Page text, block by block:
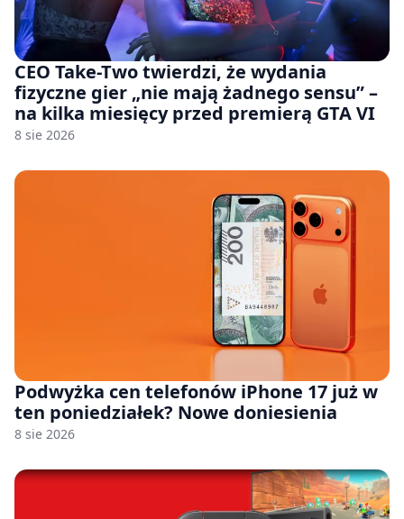
CEO Take-Two twierdzi, że wydania
fizyczne gier „nie mają żadnego sensu” –
na kilka miesięcy przed premierą GTA VI
8 sie 2026
Podwyżka cen telefonów iPhone 17 już w
ten poniedziałek? Nowe doniesienia
8 sie 2026